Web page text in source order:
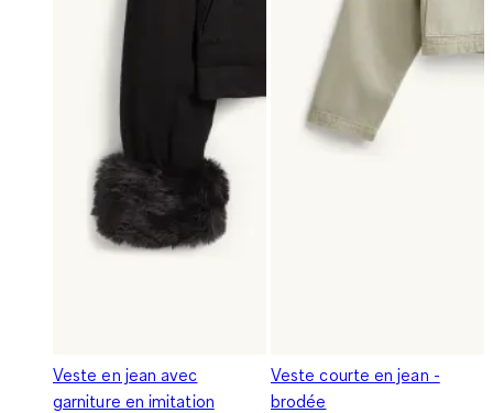
Veste en jean avec
garniture en imitation
Veste courte en jean -
brodée